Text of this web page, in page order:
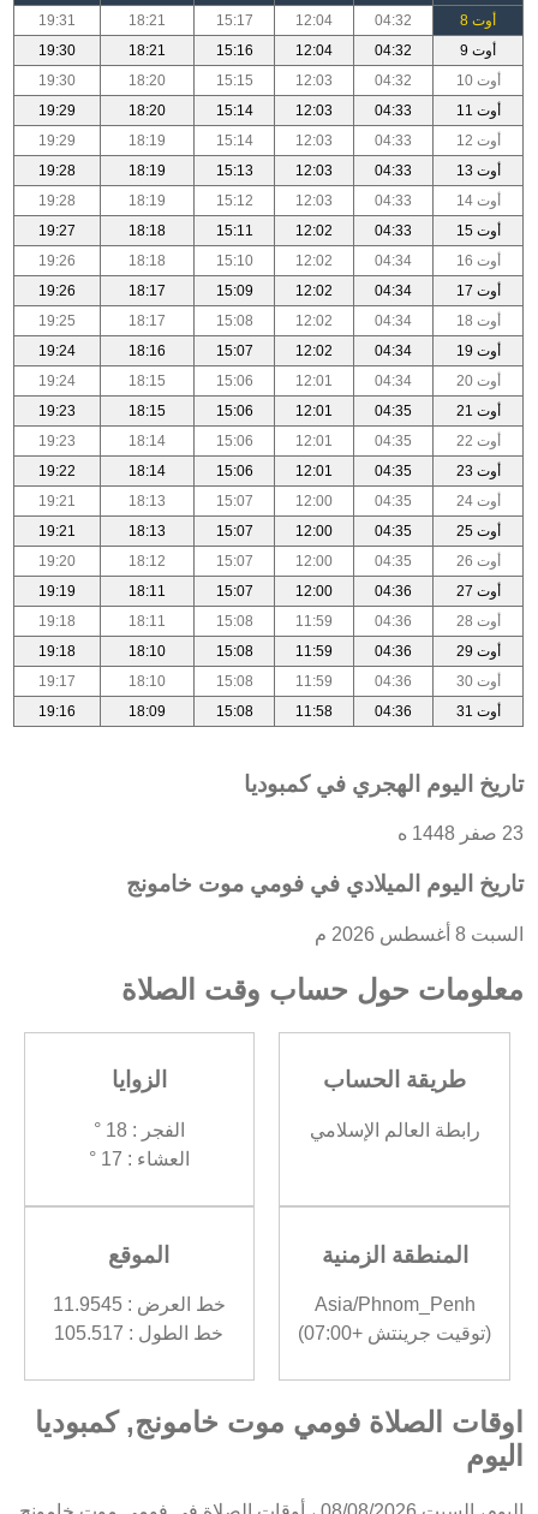
أوت 8
04:32
12:04
15:17
18:21
19:31
أوت 9
04:32
12:04
15:16
18:21
19:30
أوت 10
04:32
12:03
15:15
18:20
19:30
أوت 11
04:33
12:03
15:14
18:20
19:29
أوت 12
04:33
12:03
15:14
18:19
19:29
أوت 13
04:33
12:03
15:13
18:19
19:28
أوت 14
04:33
12:03
15:12
18:19
19:28
أوت 15
04:33
12:02
15:11
18:18
19:27
أوت 16
04:34
12:02
15:10
18:18
19:26
أوت 17
04:34
12:02
15:09
18:17
19:26
أوت 18
04:34
12:02
15:08
18:17
19:25
أوت 19
04:34
12:02
15:07
18:16
19:24
أوت 20
04:34
12:01
15:06
18:15
19:24
أوت 21
04:35
12:01
15:06
18:15
19:23
أوت 22
04:35
12:01
15:06
18:14
19:23
أوت 23
04:35
12:01
15:06
18:14
19:22
أوت 24
04:35
12:00
15:07
18:13
19:21
أوت 25
04:35
12:00
15:07
18:13
19:21
أوت 26
04:35
12:00
15:07
18:12
19:20
أوت 27
04:36
12:00
15:07
18:11
19:19
أوت 28
04:36
11:59
15:08
18:11
19:18
أوت 29
04:36
11:59
15:08
18:10
19:18
أوت 30
04:36
11:59
15:08
18:10
19:17
أوت 31
04:36
11:58
15:08
18:09
19:16
تاريخ اليوم الهجري في كمبوديا
23 صفر 1448 ه
تاريخ اليوم الميلادي في فومي موت خامونج
السبت 8 أغسطس 2026 م
معلومات حول حساب وقت الصلاة
طريقة الحساب
رابطة العالم الإسلامي
الزوايا
الفجر : 18 °
العشاء : 17 °
المنطقة الزمنية
Asia/Phnom_Penh
(توقيت جرينتش +07:00)
الموقع
خط العرض : 11.9545
خط الطول : 105.517
اوقات الصلاة فومي موت خامونج, كمبوديا
اليوم